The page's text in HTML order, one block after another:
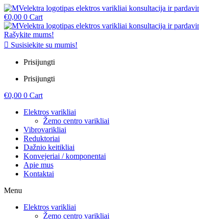
€0,00 0 Cart
Rašykite mums!
Susisiekite su mumis!
Prisijungti
Prisijungti
€0,00 0 Cart
Elektros varikliai
Žemo centro varikliai
Vibrovarikliai
Reduktoriai
Dažnio keitikliai
Konvejeriai / komponentai
Apie mus
Kontaktai
Menu
Elektros varikliai
Žemo centro varikliai